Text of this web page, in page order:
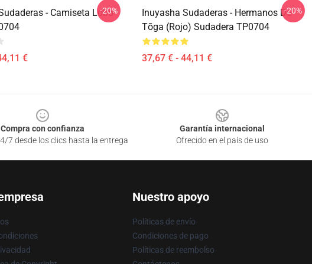
- Camiseta Lobo
€
-20%
Inuyasha Sudaderas - Hermanos De
Tōga (rojo) Sudadera TP0704
37,67 € - 44,11 €
-20%
Compra con confianza
7 desde los clics hasta la entrega
Garantía internacional
Ofrecido en el país de uso
Nuestro apoyo
Políticas de envío
Condiciones de pago
Políticas de reembolso